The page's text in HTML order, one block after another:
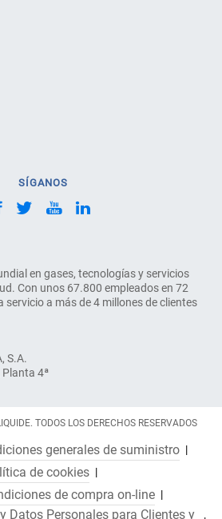
en gases, tecnologías y servicios
Con unos 67.800 empleados en 72
servicio a más de 4 millones de clientes
S.A.
Planta 4ª
SÍGANOS
TODOS LOS DERECHOS RESERVADOS
generales de suministro
de cookies
de compra on-line
Datos Personales para Clientes y